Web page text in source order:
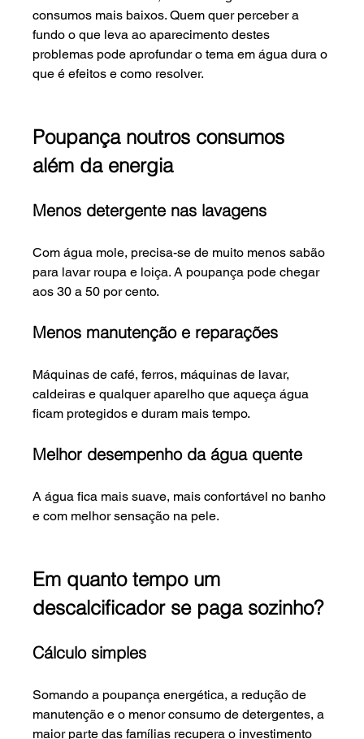
consumos mais baixos. Quem quer perceber a
fundo o que leva ao aparecimento destes
problemas pode aprofundar o tema em água dura o
que é efeitos e como resolver.
Poupança noutros consumos
além da energia
Menos detergente nas lavagens
Com água mole, precisa-se de muito menos sabão
para lavar roupa e loiça. A poupança pode chegar
aos 30 a 50 por cento.
Menos manutenção e reparações
Máquinas de café, ferros, máquinas de lavar,
caldeiras e qualquer aparelho que aqueça água
ficam protegidos e duram mais tempo.
Melhor desempenho da água quente
A água fica mais suave, mais confortável no banho
e com melhor sensação na pele.
Em quanto tempo um
descalcificador se paga sozinho?
Cálculo simples
Somando a poupança energética, a redução de
manutenção e o menor consumo de detergentes, a
maior parte das famílias recupera o investimento